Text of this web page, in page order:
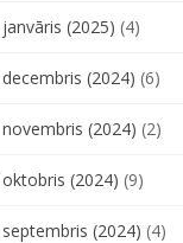
janvāris (2025) (4)
decembris (2024) (6)
novembris (2024) (2)
oktobris (2024) (9)
septembris (2024) (4)